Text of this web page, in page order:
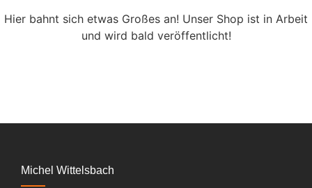
Hier bahnt sich etwas Großes an! Unser Shop ist in Arbeit
und wird bald veröffentlicht!
Michel Wittelsbach